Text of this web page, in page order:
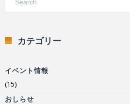
カテゴリー
イベント情報
(15)
おしらせ